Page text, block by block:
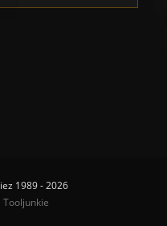
iez 1989 - 2026
Tooljunkie